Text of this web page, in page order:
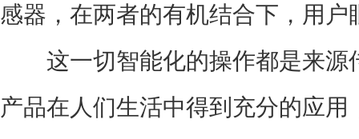
感器，在两者的有机结合下，用
这一切智能化的操作都是来源
产品在人们生活中得到充分的应